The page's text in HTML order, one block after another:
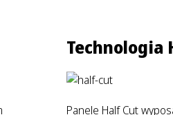
Technologia
Panele Half Cut